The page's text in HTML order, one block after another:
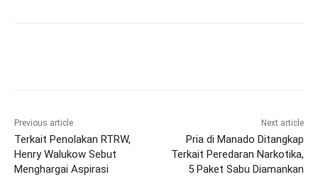
Previous article
Terkait Penolakan RTRW,
Henry Walukow Sebut
Menghargai Aspirasi
Next article
Pria di Manado Ditangkap
Terkait Peredaran Narkotika,
5 Paket Sabu Diamankan